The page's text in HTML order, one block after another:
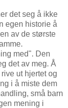
det seg å ikke
egen historie å
av de største
med". Den
det av meg. Å
ut hjertet og
i å miste dem
små barn
mening i